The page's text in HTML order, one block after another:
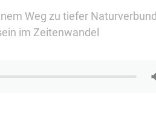
Weg zu tiefer
im Zeitenwandel